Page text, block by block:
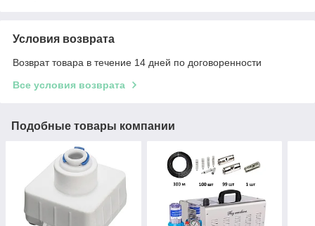
Условия возврата
Возврат товара в течение 14 дней по договоренности
Все условия возврата
Подобные товары компании